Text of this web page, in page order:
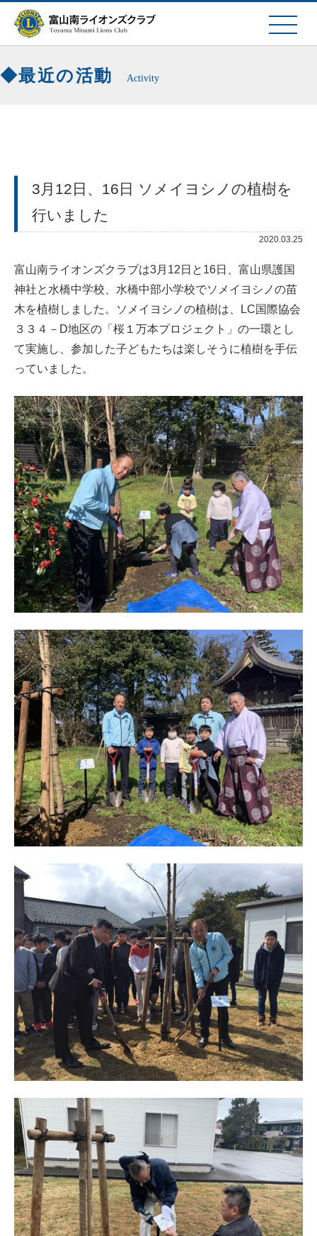
最近の活動 Activity
3月12日、16日 ソメイヨシノの植樹を
行いました
2020.03.25
富山南ライオンズクラブは3月12日と16日、富山県護国
神社と水橋中学校、水橋中部小学校でソメイヨシノの苗
木を植樹しました。ソメイヨシノの植樹は、LC国際協会
３３４－D地区の「桜１万本プロジェクト」の一環とし
て実施し、参加した子どもたちは楽しそうに植樹を手伝
っていました。